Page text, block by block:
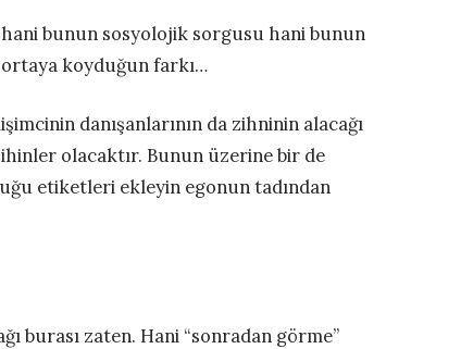
bunun sosyolojik sorgusu hani bunun
ortaya koyduğun farkı…
danışanlarının da zihninin alacağı
olacaktır. Bunun üzerine bir de
etiketleri ekleyin egonun tadından
burası zaten. Hani “sonradan görme”